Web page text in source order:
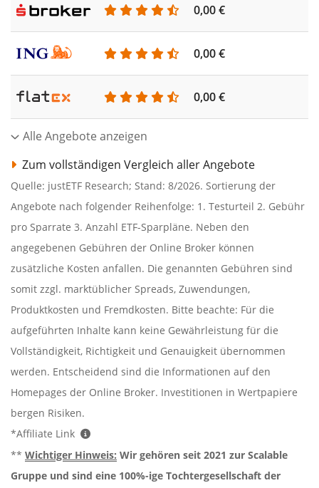
0,00 €
0,00 €
0,00 €
Alle Angebote anzeigen
Zum vollständigen Vergleich aller Angebote
Quelle: justETF Research; Stand: 8/2026. Sortierung der
Angebote nach folgender Reihenfolge: 1. Testurteil 2. Gebühr
pro Sparrate 3. Anzahl ETF-Sparpläne. Neben den
angegebenen Gebühren der Online Broker können
zusätzliche Kosten anfallen. Die genannten Gebühren sind
somit zzgl. marktüblicher Spreads, Zuwendungen,
Produktkosten und Fremdkosten. Bitte beachte: Für die
aufgeführten Inhalte kann keine Gewährleistung für die
Vollständigkeit, Richtigkeit und Genauigkeit übernommen
werden. Entscheidend sind die Informationen auf den
Homepages der Online Broker. Investitionen in Wertpapiere
bergen Risiken.
*Affiliate Link
** Wichtiger Hinweis: Wir gehören seit 2021 zur Scalable
Gruppe und sind eine 100%-ige Tochtergesellschaft der